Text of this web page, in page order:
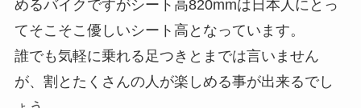
めるバイクですがシート高820mmは日本人にとっ
てそこそこ優しいシート高となっています。
誰でも気軽に乗れる足つきとまでは言いません
が、割とたくさんの人が楽しめる事が出来るでし